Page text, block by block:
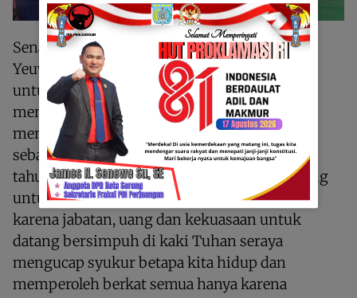
Senada juga disampaikan oleh Ev. Zefanya
Yeuwun, yang menyerukan seluruh insan A3
untuk kembali menjadi “bayi” yang hanya
menginginkan susu murni, yang hanya
menginginkan kebenaran dari Tuhan
sebagaimana dilakukan oleh para leluhur 89
tahun silam di Johromo. Generasi A3 diundang
untuk menanggalkan segala kesombongan
karena jabatan, uang dan kekuasaan untuk
datang bersimpuh di kaki Tuhan seraya
mengucap syukur betapa kita hidup dan
memperoleh berkat semua hanya karena